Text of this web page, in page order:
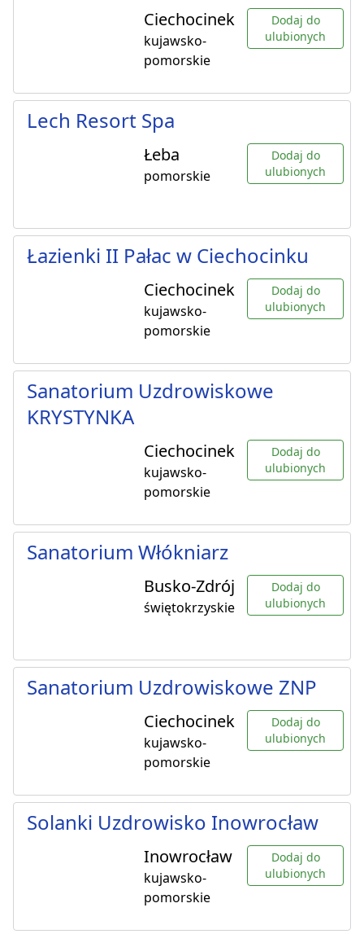
Ciechocinek
kujawsko-
pomorskie
Dodaj do
ulubionych
Lech Resort Spa
Łeba
pomorskie
Dodaj do
ulubionych
Łazienki II Pałac w Ciechocinku
Ciechocinek
kujawsko-
pomorskie
Dodaj do
ulubionych
Sanatorium Uzdrowiskowe
KRYSTYNKA
Ciechocinek
kujawsko-
pomorskie
Dodaj do
ulubionych
Sanatorium Włókniarz
Busko-Zdrój
świętokrzyskie
Dodaj do
ulubionych
Sanatorium Uzdrowiskowe ZNP
Ciechocinek
kujawsko-
pomorskie
Dodaj do
ulubionych
Solanki Uzdrowisko Inowrocław
Inowrocław
kujawsko-
pomorskie
Dodaj do
ulubionych